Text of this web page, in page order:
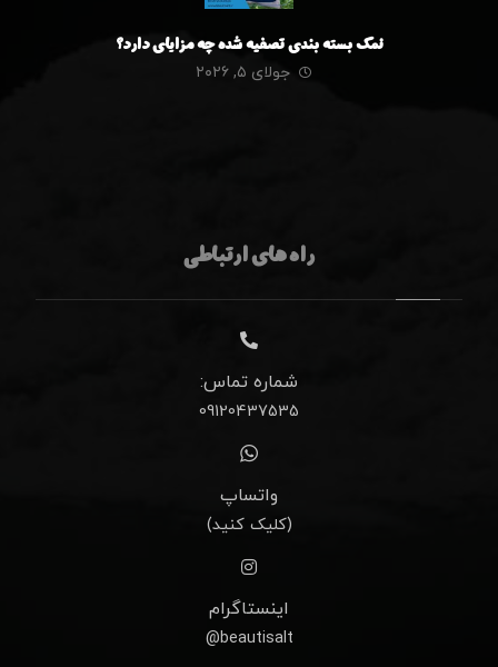
نمک بسته بندی تصفیه شده چه مزایای دارد؟
جولای ۵, ۲۰۲۶
راه های ارتباطی
شماره تماس:
09120437535
واتساپ
(کلیک کنید)
اینستاگرام
beautisalt@